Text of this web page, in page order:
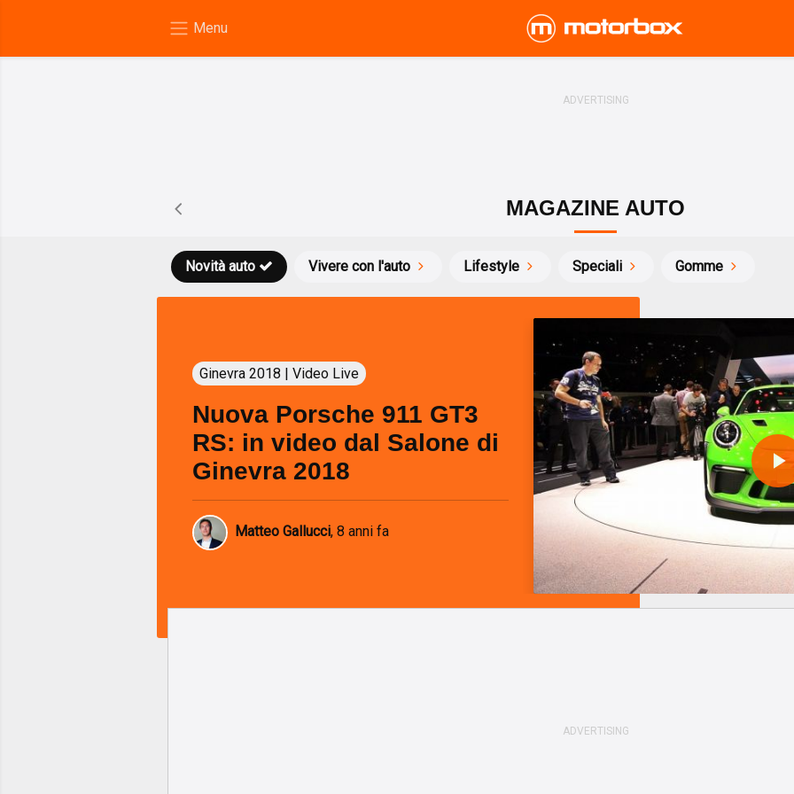
MAGAZINE AUTO
Novità auto Vivere con l'auto Lifestyle Speciali Gomme
l
a
y
Ginevra 2018 | Video Live
Nuova Porsche 911 GT3
RS: in video dal Salone di
Ginevra 2018
Matteo Gallucci, 8 anni fa